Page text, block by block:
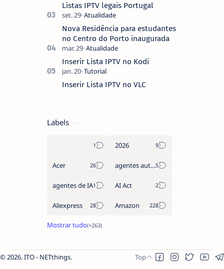
pediste, ban…
Listas IPTV legais Portugal
Nova Residência para estudantes
no Centro do Porto inaugurada
Inserir Lista IPTV no Kodi
Inserir Lista IPTV no VLC
Labels
2026
Acer agentes autónomos
agentes de IA AI Act
Aliexpress Amazon
2026.ITO - NETthings.